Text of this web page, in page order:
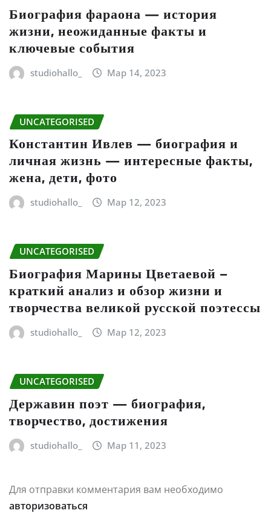
Биография фараона — история
жизни, неожиданные факты и
ключевые события
studiohallo_ Мар 14, 2023
UNCATEGORISED
Константин Ивлев — биография и
личная жизнь — интересные факты,
жена, дети, фото
studiohallo_ Мар 12, 2023
UNCATEGORISED
Биография Марины Цветаевой –
краткий анализ и обзор жизни и
творчества великой русской поэтессы
studiohallo_ Мар 12, 2023
UNCATEGORISED
Державин поэт — биография,
творчество, достижения
studiohallo_ Мар 11, 2023
Для отправки комментария вам необходимо
авторизоваться